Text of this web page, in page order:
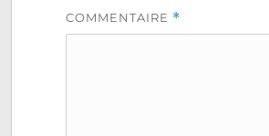
COMMENTAIRE *